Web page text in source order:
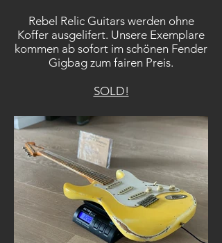
Rebel Relic Guitars werden ohne
Koffer ausgelifert. Unsere Exemplare
kommen ab sofort im schönen Fender
Gigbag zum fairen Preis.
SOLD!